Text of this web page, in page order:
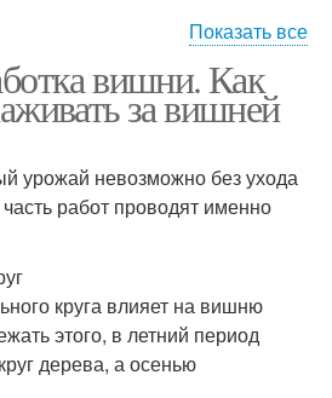
Уход за яблоней
Показать все
вишни. Как
за вишней
урожай невозможно без ухода
работ проводят именно
круга влияет на вишню
этого, в летний период
дерева, а осенью